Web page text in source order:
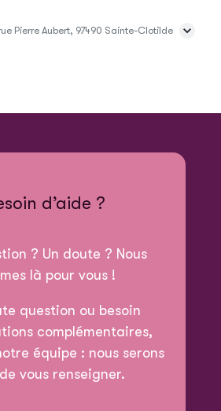
Pierre Aubert, 97490 Sainte-Clotilde
d’aide ?
? Un doute ? Nous
là pour vous !
question ou besoin
complémentaires,
équipe : nous serons
vous renseigner.